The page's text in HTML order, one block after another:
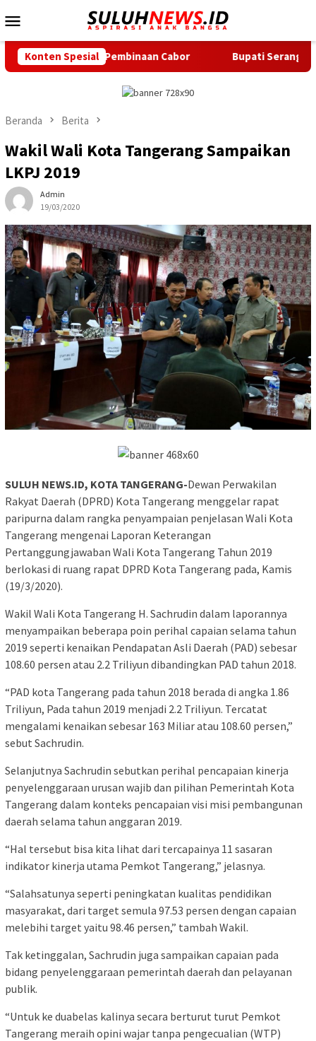
ke
Mobile
Konten Spesial
Pembinaan Cabor Bupati Serang Lepas 20
Beranda Berita
Wakil Wali Kota Tangerang Sampaikan
LKPJ 2019
Admin
19/03/2020
SULUH NEWS.ID, KOTA TANGERANG-Dewan Perwakilan
Rakyat Daerah (DPRD) Kota Tangerang menggelar rapat
paripurna dalam rangka penyampaian penjelasan Wali Kota
Tangerang mengenai Laporan Keterangan
Pertanggungjawaban Wali Kota Tangerang Tahun 2019
berlokasi di ruang rapat DPRD Kota Tangerang pada, Kamis
(19/3/2020).
Wakil Wali Kota Tangerang H. Sachrudin dalam laporannya
menyampaikan beberapa poin perihal capaian selama tahun
2019 seperti kenaikan Pendapatan Asli Daerah (PAD) sebesar
108.60 persen atau 2.2 Triliyun dibandingkan PAD tahun 2018.
“PAD kota Tangerang pada tahun 2018 berada di angka 1.86
Triliyun, Pada tahun 2019 menjadi 2.2 Triliyun. Tercatat
mengalami kenaikan sebesar 163 Miliar atau 108.60 persen,”
sebut Sachrudin.
Selanjutnya Sachrudin sebutkan perihal pencapaian kinerja
penyelenggaraan urusan wajib dan pilihan Pemerintah Kota
Tangerang dalam konteks pencapaian visi misi pembangunan
daerah selama tahun anggaran 2019.
“Hal tersebut bisa kita lihat dari tercapainya 11 sasaran
indikator kinerja utama Pemkot Tangerang,” jelasnya.
“Salahsatunya seperti peningkatan kualitas pendidikan
masyarakat, dari target semula 97.53 persen dengan capaian
melebihi target yaitu 98.46 persen,” tambah Wakil.
Tak ketinggalan, Sachrudin juga sampaikan capaian pada
bidang penyelenggaraan pemerintah daerah dan pelayanan
publik.
“Untuk ke duabelas kalinya secara berturut turut Pemkot
Tangerang meraih opini wajar tanpa pengecualian (WTP)